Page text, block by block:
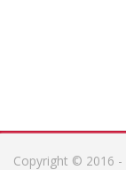
Copyright © 2016 -